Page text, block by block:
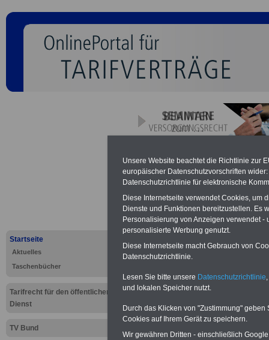
Startseite
Aktuelles
Taschenbücher
Tarifrecht für den öffentlichen
Dienst
TV Bund
(TVöD): §
Unsere Website beachtet die Richtlinie zur
europäischer Datenschutzvorschriften
Datenschutzrichtlinie für elektronische
Diese Internetseite verwendet Cookies, um
Dienste und Funktionen bereitzustellen. Es
Personalisierung von Anzeigen verwendet
personalisierte Werbung genutzt.
Diese Internetseite macht Gebrauch von
Datenschutzrichtlinie.
Lesen Sie bitte unsere Datenschutzrichtlinie
und lokalen Speicher nutzt.
Durch das Klicken von "Zustimmung"
Cookies auf Ihrem Gerät zu speichern.
Wir gewähren Dritten - einschließlich